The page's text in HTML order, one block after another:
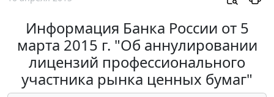
Информация Банка России от 5
марта 2015 г. "Об аннулировании
лицензий профессионального
участника рынка ценных бумаг"